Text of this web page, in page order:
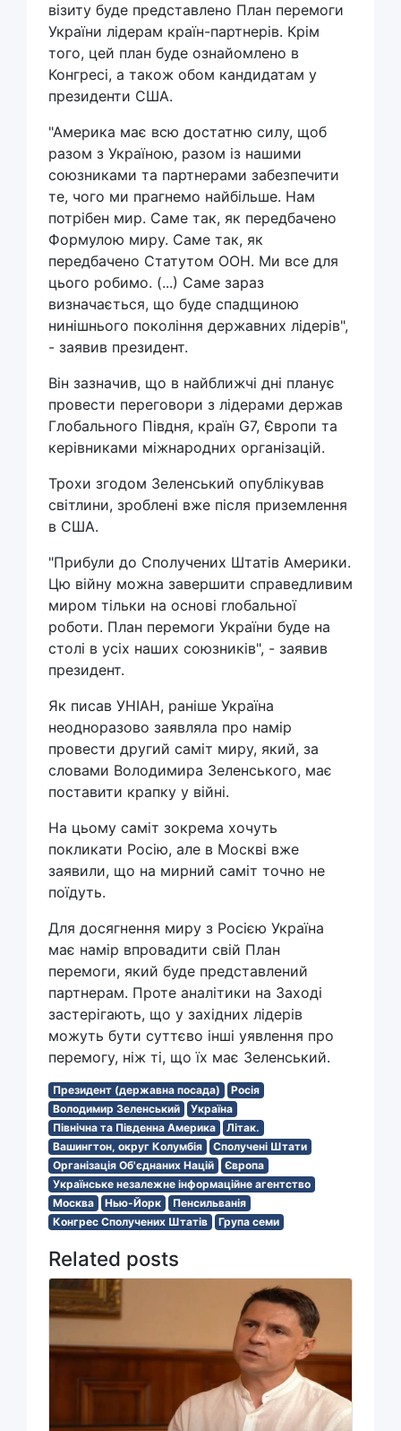
візиту буде представлено План перемоги
України лідерам країн-партнерів. Крім
того, цей план буде ознайомлено в
Конгресі, а також обом кандидатам у
президенти США.
"Америка має всю достатню силу, щоб
разом з Україною, разом із нашими
союзниками та партнерами забезпечити
те, чого ми прагнемо найбільше. Нам
потрібен мир. Саме так, як передбачено
Формулою миру. Саме так, як
передбачено Статутом ООН. Ми все для
цього робимо. (...) Саме зараз
визначається, що буде спадщиною
нинішнього покоління державних лідерів",
- заявив президент.
Він зазначив, що в найближчі дні планує
провести переговори з лідерами держав
Глобального Півдня, країн G7, Європи та
керівниками міжнародних організацій.
Трохи згодом Зеленський опублікував
світлини, зроблені вже після приземлення
в США.
"Прибули до Сполучених Штатів Америки.
Цю війну можна завершити справедливим
миром тільки на основі глобальної
роботи. План перемоги України буде на
столі в усіх наших союзників", - заявив
президент.
Як писав УНІАН, раніше Україна
неодноразово заявляла про намір
провести другий саміт миру, який, за
словами Володимира Зеленського, має
поставити крапку у війні.
На цьому саміт зокрема хочуть
покликати Росію, але в Москві вже
заявили, що на мирний саміт точно не
поїдуть.
Для досягнення миру з Росією Україна
має намір впровадити свій План
перемоги, який буде представлений
партнерам. Проте аналітики на Заході
застерігають, що у західних лідерів
можуть бути суттєво інші уявлення про
перемогу, ніж ті, що їх має Зеленський.
Президент (державна посада)
Росія
Володимир Зеленський
Україна
Північна та Південна Америка
Літак.
Вашингтон, округ Колумбія
Сполучені Штати
Організація Об'єднаних Націй
Європа
Українське незалежне інформаційне агентство
Москва
Нью-Йорк
Пенсильванія
Конгрес Сполучених Штатів
Група семи
Related posts